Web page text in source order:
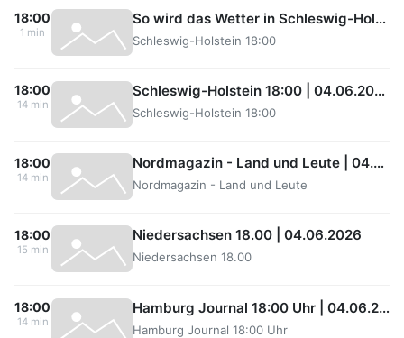
18:00
1 min
So wird das Wetter in Schleswig-Holstein
Schleswig-Holstein 18:00
18:00
14 min
Schleswig-Holstein 18:00 | 04.06.2026
Schleswig-Holstein 18:00
18:00
14 min
Nordmagazin - Land und Leute | 04.06.2026
Nordmagazin - Land und Leute
18:00
15 min
Niedersachsen 18.00 | 04.06.2026
Niedersachsen 18.00
18:00
14 min
Hamburg Journal 18:00 Uhr | 04.06.2026
Hamburg Journal 18:00 Uhr